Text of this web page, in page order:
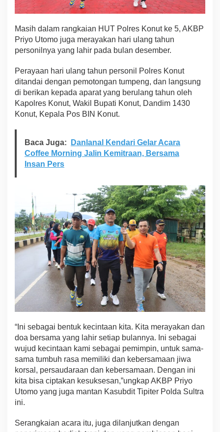
Masih dalam rangkaian HUT Polres Konut ke 5, AKBP
Priyo Utomo juga merayakan hari ulang tahun
personilnya yang lahir pada bulan desember.
Perayaan hari ulang tahun personil Polres Konut
ditandai dengan pemotongan tumpeng, dan langsung
di berikan kepada aparat yang berulang tahun oleh
Kapolres Konut, Wakil Bupati Konut, Dandim 1430
Konut, Kepala Pos BIN Konut.
Baca Juga:
Danlanal Kendari Gelar Acara
Coffee Morning Jalin Kemitraan, Bersama
Insan Pers
“Ini sebagai bentuk kecintaan kita. Kita merayakan dan
doa bersama yang lahir setiap bulannya. Ini sebagai
wujud kecintaan kami sebagai pemimpin, untuk sama-
sama tumbuh rasa memiliki dan kebersamaan jiwa
korsal, persaudaraan dan kebersamaan. Dengan ini
kita bisa ciptakan kesuksesan,”ungkap AKBP Priyo
Utomo yang juga mantan Kasubdit Tipiter Polda Sultra
ini.
Serangkaian acara itu, juga dilanjutkan dengan